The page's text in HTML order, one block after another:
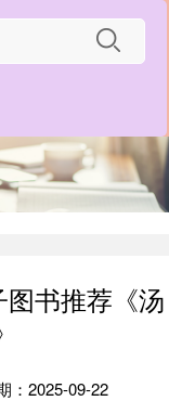
书推荐《汤
：2025-09-22